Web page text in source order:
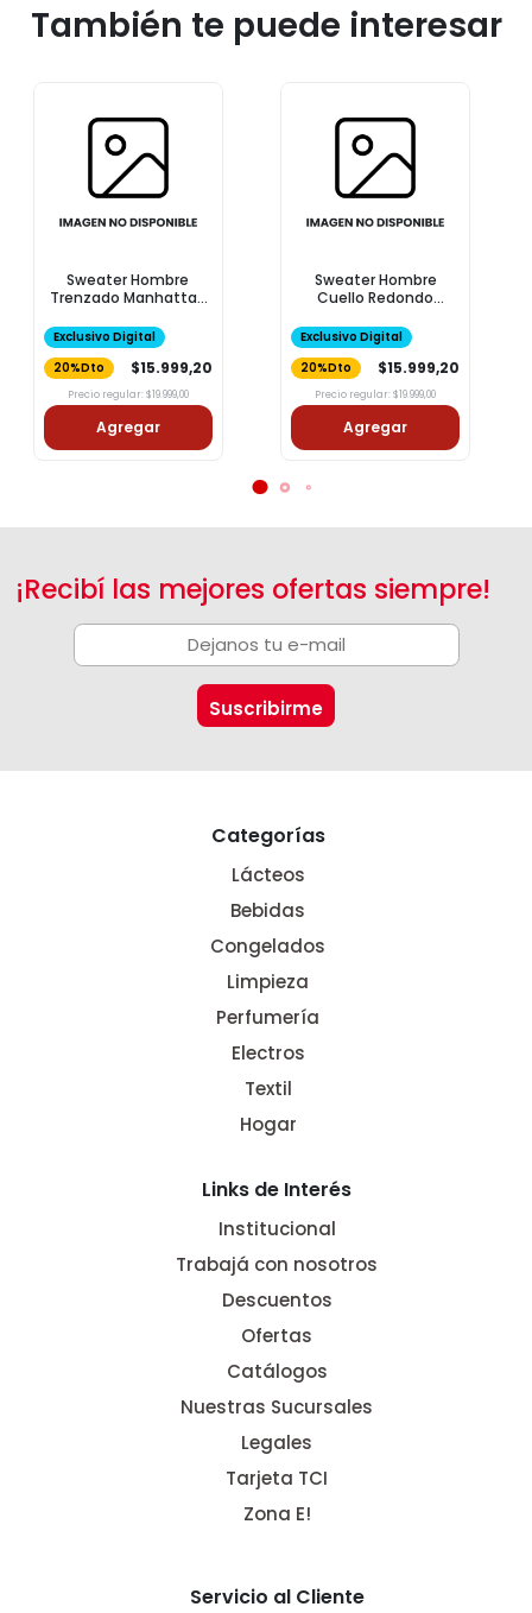
También te puede interesar
Sweater Hombre
Trenzado Manhattan
Exclusivo Digital
20%Dto
$15.999,20
Precio regular: $19.999,00
Agregar
Sweater Hombre
Cuello Redondo
M
Exclusivo Digital
20%Dto
$15.999,20
Precio regular: $19.999,00
Agregar
¡Recibí las mejores ofertas siempre!
Categorías
Lácteos
Bebidas
Congelados
Limpieza
Perfumería
Electros
Textil
Hogar
Links de Interés
Institucional
Trabajá con nosotros
Descuentos
Ofertas
Catálogos
Nuestras Sucursales
Legales
Tarjeta TCI
Zona E!
Servicio al Cliente